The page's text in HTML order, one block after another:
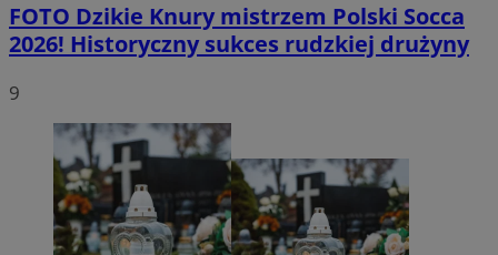
FOTO Dzikie Knury mistrzem Polski Socca
2026! Historyczny sukces rudzkiej drużyny
9